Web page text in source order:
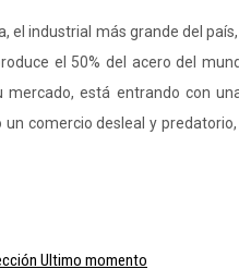
el industrial más grande del
el 50% del acero del
está entrando con
comercio desleal y
Ultimo momento